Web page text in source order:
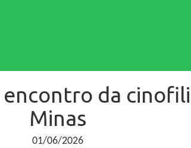
encontro da
Minas
01/06/2026